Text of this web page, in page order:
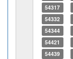
54317
54332
54344
54421
54439